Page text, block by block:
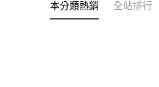
本分類熱銷 全站排行